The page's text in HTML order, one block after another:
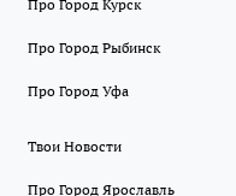
Про Город Курск
Про Город Рыбинск
Про Город Уфа
Твои Новости
Про Город Ярославль